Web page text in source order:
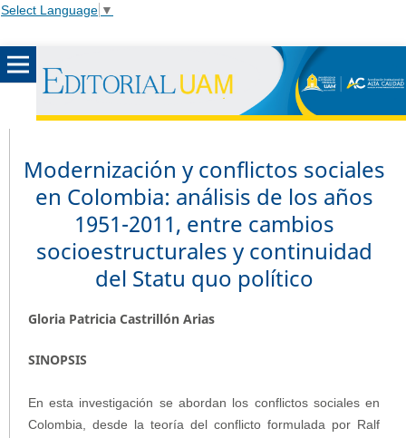
Select Language ▼
Modernización y conflictos sociales
en Colombia: análisis de los años
1951-2011, entre cambios
socioestructurales y continuidad
del Statu quo político
Gloria Patricia Castrillón Arias
SINOPSIS
En esta investigación se abordan los conflictos sociales en
Colombia, desde la teoría del conflicto formulada por Ralf